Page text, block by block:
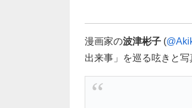
漫画家の波津彬子 ‏ (
出来事」を巡る呟きと写